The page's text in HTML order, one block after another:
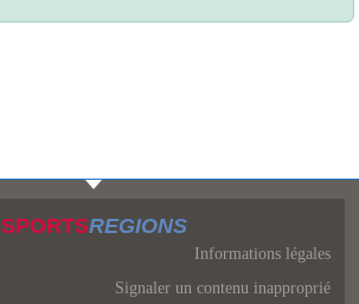
SPORTSREGIONS
Informations légales
Signaler un contenu inapproprié